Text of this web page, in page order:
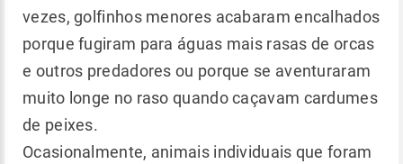
vezes, golfinhos menores acabaram encalhados
porque fugiram para águas mais rasas de orcas
e outros predadores ou porque se aventuraram
muito longe no raso quando caçavam cardumes
de peixes.
Ocasionalmente, animais individuais que foram